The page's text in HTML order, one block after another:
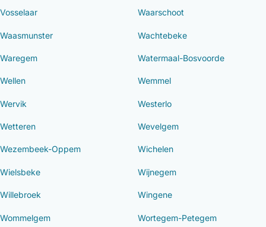
Vosselaar Waarschoot
Waasmunster Wachtebeke
Waregem Watermaal-Bosvoorde
Wellen Wemmel
Wervik Westerlo
Wetteren Wevelgem
Wezembeek-Oppem Wichelen
Wielsbeke Wijnegem
Willebroek Wingene
Wommelgem Wortegem-Petegem